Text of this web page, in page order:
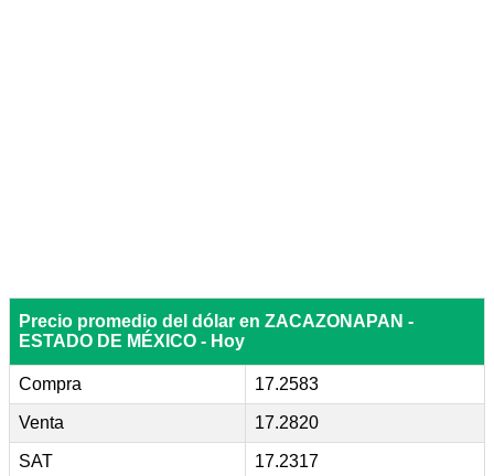
Precio promedio del dólar en ZACAZONAPAN -
ESTADO DE MÉXICO - Hoy
Compra 17.2583
Venta 17.2820
SAT 17.2317